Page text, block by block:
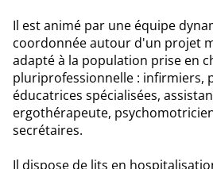
Il est animé par une équipe
coordonnée autour d'un projet
adapté à la population prise en
pluriprofessionnelle : infirmiers,
éducatrices spécialisées,
ergothérapeute,
secrétaires.
Il dispose de lits en